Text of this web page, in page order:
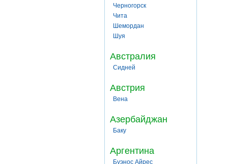
Черногорск
Чита
Шемордан
Шуя
Австралия
Сидней
Австрия
Вена
Азербайджан
Баку
Аргентина
Буэнос Айрес